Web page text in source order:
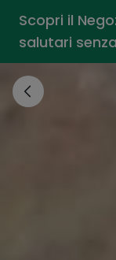
Scopri il
salutari